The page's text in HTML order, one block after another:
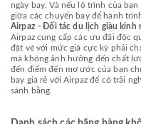
ngày bay. Và nếu lộ trình của
giữa các chuyến bay để hành
Airpaz - Đối tác du lịch giàu kinh
Airpaz cung cấp các ưu đãi độc
đặt vé với mức giá cực kỳ phải
mà không ảnh hưởng đến chất
đến điểm đến mơ ước của bạn
bay giá rẻ với Airpaz để có trải
sánh bằng.